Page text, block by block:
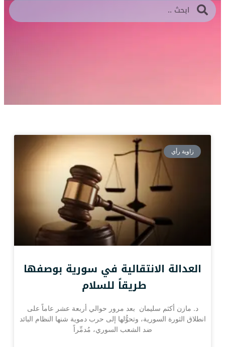
زاوية رأي
العدالة الانتقالية في سورية بوصفها
طريقاً للسلام
د. مازن أكثم سليمان بعد مرور حوالي أربعة عشر عاماً على
انطلاق الثورة السورية، وتحوُّلها إلى حرب دموية شنها النظام البائد
ضد الشعب السوري، مُدمِّراً